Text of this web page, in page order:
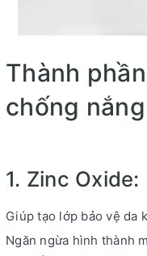
Thành
chống
1. Zinc Oxide:
Giúp tạo lớp bảo vệ da
Ngăn ngừa hình thành